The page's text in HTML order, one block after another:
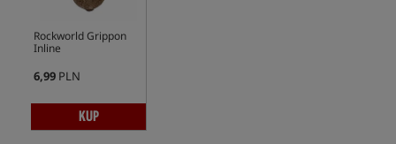
Rockworld Grippon
Inline
6,99 PLN
KUP